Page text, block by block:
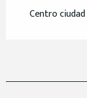
Centro ciudad